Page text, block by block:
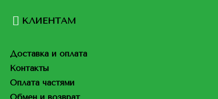
КЛИЕНТАМ
Доставка и оплата
Контакты
Оплата частями
Обмен и возврат